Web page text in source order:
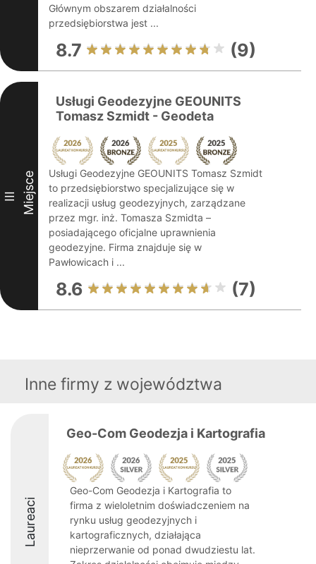
Głównym obszarem działalności
przedsiębiorstwa jest ...
8.7 (9)
III Miejsce
Usługi Geodezyjne GEOUNITS
Tomasz Szmidt - Geodeta
Usługi Geodezyjne GEOUNITS Tomasz Szmidt
to przedsiębiorstwo specjalizujące się w
realizacji usług geodezyjnych, zarządzane
przez mgr. inż. Tomasza Szmidta –
posiadającego oficjalne uprawnienia
geodezyjne. Firma znajduje się w
Pawłowicach i ...
8.6 (7)
Inne firmy z województwa
Laureaci
Geo-Com Geodezja i Kartografia
Geo-Com Geodezja i Kartografia to
firma z wieloletnim doświadczeniem na
rynku usług geodezyjnych i
kartograficznych, działająca
nieprzerwanie od ponad dwudziestu lat.